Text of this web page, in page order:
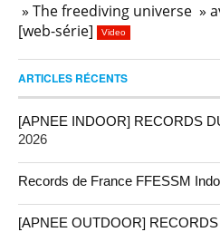
» The freediving universe »
[web-série]
Video
ARTICLES RÉCENTS
[APNEE INDOOR] RECORDS
2026
Records de France FFESSM
[APNEE OUTDOOR]